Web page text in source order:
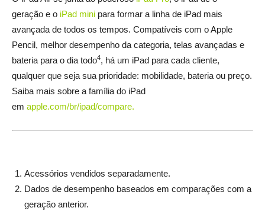
geração e o iPad mini para formar a linha de iPad mais
avançada de todos os tempos. Compatíveis com o Apple
Pencil, melhor desempenho da categoria, telas avançadas e
bateria para o dia todo4, há um iPad para cada cliente,
qualquer que seja sua prioridade: mobilidade, bateria ou preço.
Saiba mais sobre a família do iPad
em apple.com/br/ipad/compare.
Acessórios vendidos separadamente.
Dados de desempenho baseados em comparações com a
geração anterior.